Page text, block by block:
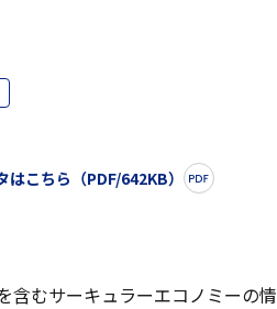
こちら（PDF/642KB）
含むサーキュラーエコノミーの情